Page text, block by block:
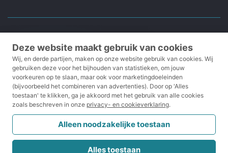
Deze website maakt gebruik van cookies
Wij, en derde partijen, maken op onze website gebruik van cookies. Wij
gebruiken deze voor het bijhouden van statistieken, om jouw
voorkeuren op te slaan, maar ook voor marketingdoeleinden
(bijvoorbeeld het combineren van advertenties). Door op 'Alles
toestaan' te klikken, ga je akkoord met het gebruik van alle cookies
zoals beschreven in onze privacy- en cookieverklaring.
Alleen noodzakelijke toestaan
Alles toestaan
Privacy- en cookieverklaring
Voorwaarden
Disclaimer
Klachtenreglement
CRKBO